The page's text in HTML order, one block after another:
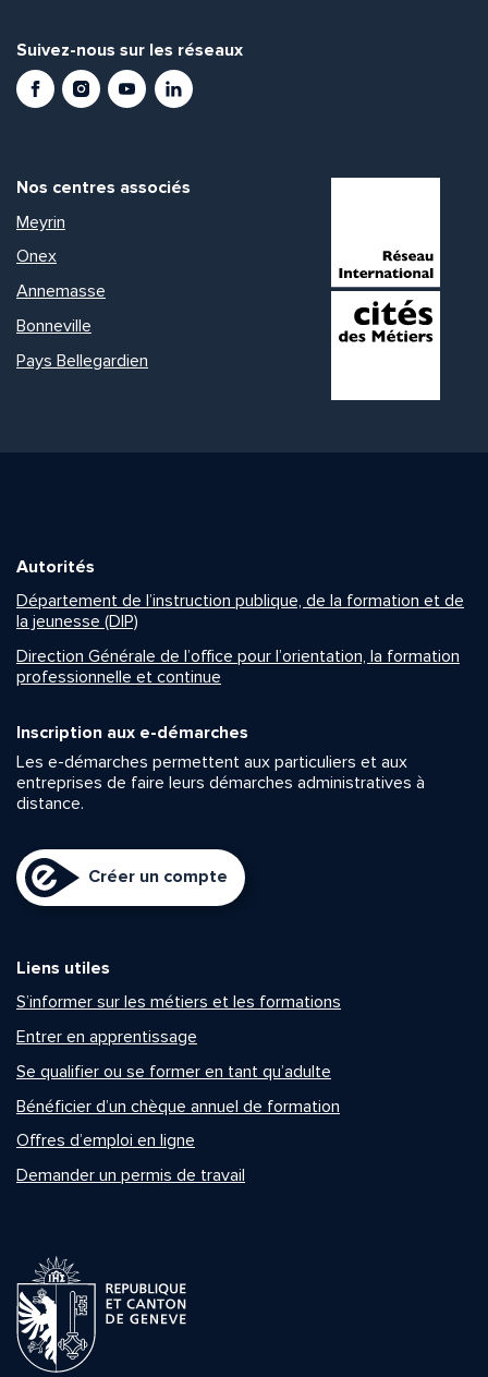
Suivez-nous sur les réseaux
FacebookInstagramYoutubeLinkedIn
Nos centres associés
Meyrin
Onex
Annemasse
Bonneville
Pays Bellegardien
Autorités
Département de l’instruction publique, de la formation et de
la jeunesse (DIP)
Direction Générale de l’office pour l’orientation, la formation
professionnelle et continue
Inscription aux e-démarches
Les e-démarches permettent aux particuliers et aux
entreprises de faire leurs démarches administratives à
distance.
Créer un compte
Liens utiles
S’informer sur les métiers et les formations
Entrer en apprentissage
Se qualifier ou se former en tant qu’adulte
Bénéficier d’un chèque annuel de formation
Offres d’emploi en ligne
Demander un permis de travail